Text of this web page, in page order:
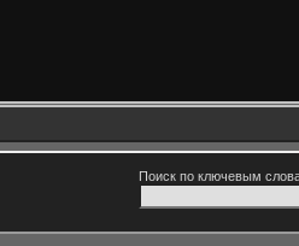
Поиск по ключевым